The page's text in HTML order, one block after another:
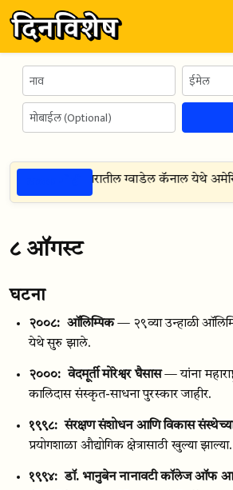
प्रशांत महासागरातील ग्वाडेल कॅनाल येथे
८ ऑगस्ट
घटना
२००८: ऑलिम्पिक — २९व्या उन्हाळी
येथे सुरु झाले.
२०००: वेदमूर्ती मोरेश्वर घैसास — यांना
कालिदास संस्कृत-साधना पुरस्कार जाहीर.
१९९८: संरक्षण संशोधन आणि विकास
प्रयोगशाळा औद्योगिक क्षेत्रासाठी खुल्या झाल्या.
१९९४: डॉ. भानुबेन नानावटी कॉलेज ऑफ